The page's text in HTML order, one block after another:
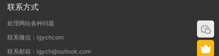
联系方式
处理网站各种问题
联系微信：lgychcom
联系邮箱：lgych@outlook.com